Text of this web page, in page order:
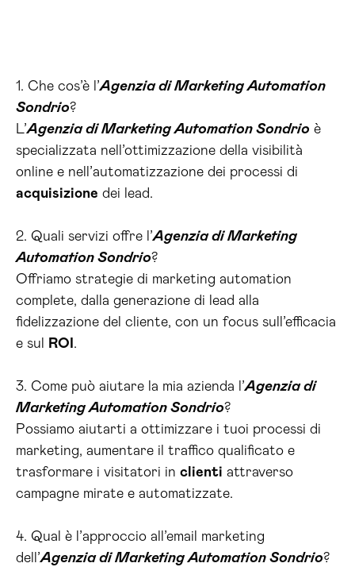
1. Che cos’è l’Agenzia di Marketing Automation
Sondrio?
L’Agenzia di Marketing Automation Sondrio è
specializzata nell’ottimizzazione della visibilità
online e nell’automatizzazione dei processi di
acquisizione dei lead.
2. Quali servizi offre l’Agenzia di Marketing
Automation Sondrio?
Offriamo strategie di marketing automation
complete, dalla generazione di lead alla
fidelizzazione del cliente, con un focus sull’efficacia
e sul
ROI .
3. Come può aiutare la mia azienda l’Agenzia di
Marketing Automation Sondrio?
Possiamo aiutarti a ottimizzare i tuoi processi di
marketing, aumentare il traffico qualificato e
trasformare i visitatori in clienti attraverso
campagne mirate e automatizzate.
4. Qual è l’approccio all’email marketing
dell’Agenzia di Marketing Automation Sondrio?